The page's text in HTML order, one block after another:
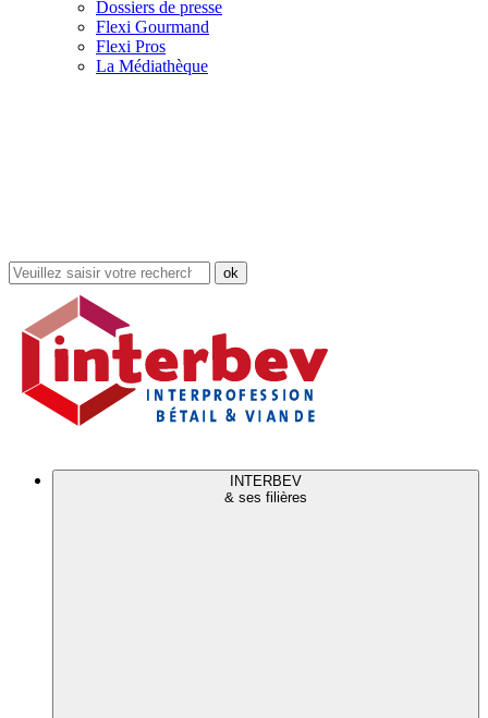
Dossiers de presse
Flexi Gourmand
Flexi Pros
La Médiathèque
Rechercher
dans
site
INTERBEV
& ses filières